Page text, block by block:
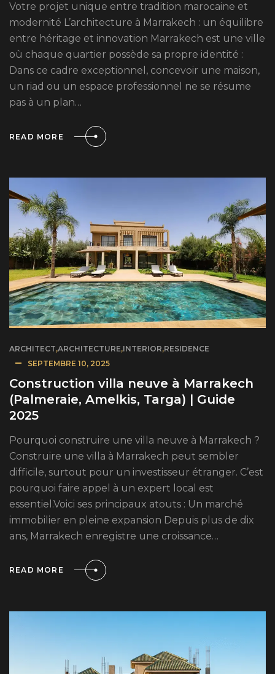
Votre projet unique entre tradition marocaine et
modernité L’architecture à Marrakech : un équilibre
entre héritage et innovation Marrakech est une ville
où chaque quartier possède sa propre identité :
Dans ce cadre exceptionnel, concevoir une maison,
un riad ou un espace professionnel ne se résume
pas à un plan…
READ MORE
ARCHITECT,ARCHITECTURE,INTERIOR,RESIDENCE
SEPTEMBRE 10, 2025
Construction villa neuve à Marrakech
(Palmeraie, Amelkis, Targa) | Guide
2025
Pourquoi construire une villa neuve à Marrakech ?
Construire une villa à Marrakech peut sembler
difficile, surtout pour un investisseur étranger. C’est
pourquoi faire appel à un expert local est
essentiel.Voici ses principaux atouts : Un marché
immobilier en pleine expansion Depuis plus de dix
ans, Marrakech enregistre une croissance…
READ MORE